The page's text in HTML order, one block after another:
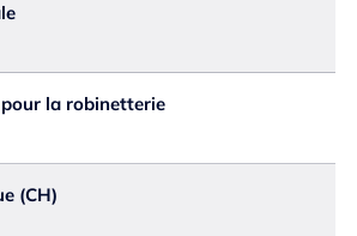
la robinetterie
(CH)